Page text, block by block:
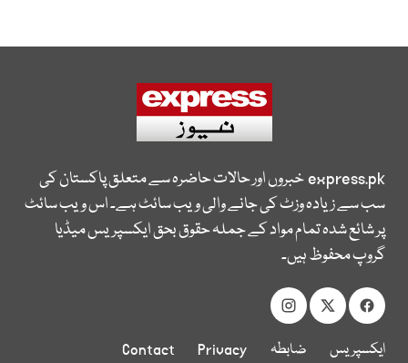
express.pkخبروں اور حالات حاضرہ سے متعلق پاکستان کی
سب سے زیادہ وزٹ کی جانے والی ویب سائٹ ہے۔ اس ویب سائٹ
پر شائع شدہ تمام مواد کے جملہ حقوق بحق ایکسپریس میڈیا
گروپ محفوظ ہیں۔
ایکسپریس
ضابطہ
Privacy
Contact